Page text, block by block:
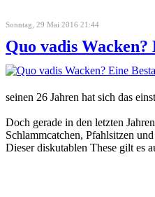
Sonntag, 29 Mai 2016 21:44
Quo vadis
seinen 26 Jahren hat sich das
Doch gerade in den letzten
Schlammcatchen, Pfahlsitzen
Dieser diskutablen These gilt es